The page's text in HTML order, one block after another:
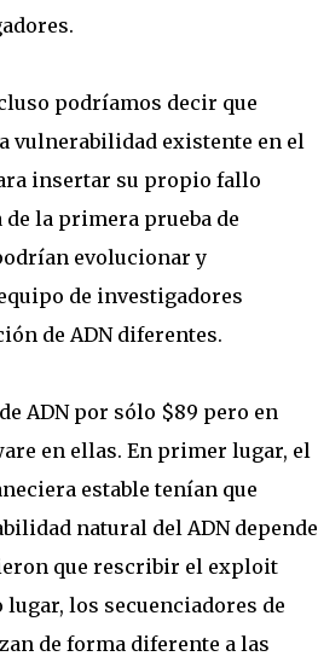
podríamos decir que
vulnerabilidad existente en el
insertar su propio fallo
la primera prueba de
evolucionar y
de investigadores
de ADN diferentes.
ADN por sólo $89 pero en
en ellas. En primer lugar, el
estable tenían que
natural del ADN depende
que rescribir el exploit
los secuenciadores de
de forma diferente a las